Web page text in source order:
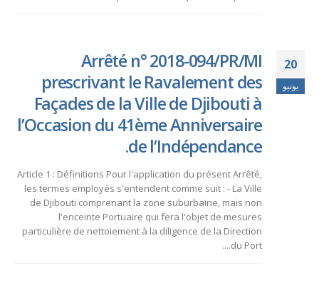
20
يونيو
Arrêté n° 2018-094/PR/MI
prescrivant le Ravalement des
Façades de la Ville de Djibouti à
l’Occasion du 41ème Anniversaire
de l’Indépendance.
Article 1 : Définitions Pour l'application du présent Arrêté,
les termes employés s'entendent comme suit : - La Ville
de Djibouti comprenant la zone suburbaine, mais non
l'enceinte Portuaire qui fera l'objet de mesures
particulière de nettoiement à la diligence de la Direction
du Port....